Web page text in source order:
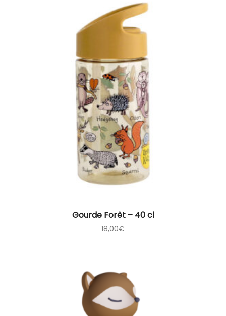
Gourde Forêt – 40 cl
18,00€